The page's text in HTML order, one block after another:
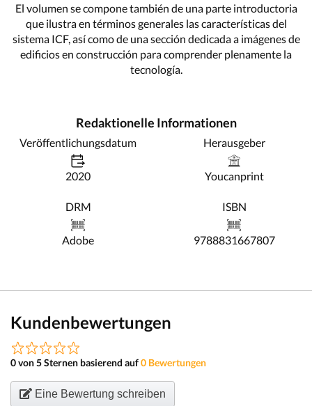
El volumen se compone también de una parte introductoria
que ilustra en términos generales las características del
sistema ICF, así como de una sección dedicada a imágenes de
edificios en construcción para comprender plenamente la
tecnología.
Redaktionelle Informationen
Veröffentlichungsdatum
2020
Herausgeber
Youcanprint
DRM
Adobe
ISBN
9788831667807
Kundenbewertungen
0 von 5 Sternen basierend auf0 Bewertungen
Eine Bewertung schreiben